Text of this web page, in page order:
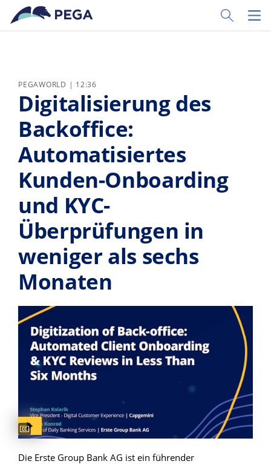
Zum Hauptinhalt wechseln
Toggle
PEGAWORLD | 12:36
Digitalisierung des
Backoffice:
Automatisiertes
Kunden-Onboarding
und KYC-
Überprüfungen in
weniger als sechs
Monaten
Die Erste Group Bank AG ist ein führender